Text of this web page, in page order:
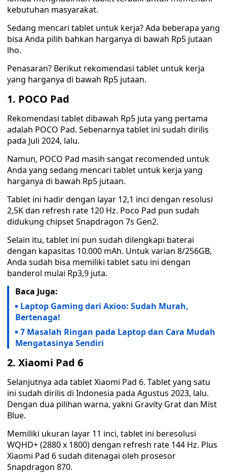
kebutuhan masyarakat.
Sedang mencari tablet untuk kerja? Ada beberapa yang
bisa Anda pilih bahkan harganya di bawah Rp5 jutaan
lho.
Penasaran? Berikut rekomendasi tablet untuk kerja
yang harganya di bawah Rp5 jutaan.
1. POCO Pad
Rekomendasi tablet dibawah Rp5 juta yang pertama
adalah POCO Pad. Sebenarnya tablet ini sudah dirilis
pada Juli 2024, lalu.
Namun, POCO Pad masih sangat recomended untuk
Anda yang sedang mencari tablet untuk kerja yang
harganya di bawah Rp5 jutaan.
Tablet ini hadir dengan layar 12,1 inci dengan resolusi
2,5K dan refresh rate 120 Hz. Poco Pad pun sudah
didukung chipset Snapdragon 7s Gen2.
Selain itu, tablet ini pun sudah dilengkapi baterai
dengan kapasitas 10.000 mAh. Untuk varian 8/256GB,
Anda sudah bisa memiliki tablet satu ini dengan
banderol mulai Rp3,9 juta.
Baca Juga:
Laptop Gaming dari Axioo: Sudah Murah,
Bertenaga!
7 Masalah Ringan pada Laptop dan Cara Mudah
Mengatasinya Sendiri
2. Xiaomi Pad 6
Selanjutnya ada tablet Xiaomi Pad 6. Tablet yang satu
ini sudah dirilis di Indonesia pada Agustus 2023, lalu.
Dengan dua pilihan warna, yakni Gravity Grat dan Mist
Blue.
Memiliki ukuran layar 11 inci, tablet ini beresolusi
WQHD+ (2880 x 1800) dengan refresh rate 144 Hz. Plus
Xiaomi Pad 6 sudah ditenagai oleh prosesor
Snapdragon 870.